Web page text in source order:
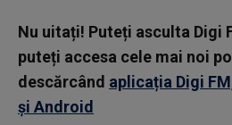
Nu uitați! Puteți asculta Digi
puteți accesa cele mai noi
descărcând aplicația Digi
și Android